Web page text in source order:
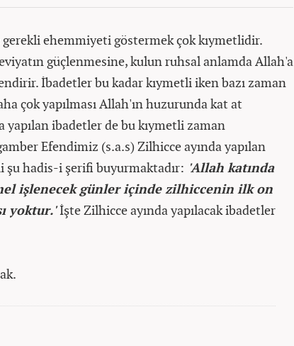
ehemmiyeti göstermek çok kıymetlidir.
güçlenmesine, kulun ruhsal anlamda Allah'a
İbadetler bu kadar kıymetli iken bazı zaman
çok yapılması Allah'ın huzurunda kat at
yapılan ibadetler de bu kıymetli zaman
Efendimiz (s.a.s) Zilhicce ayında yapılan
hadis-i şerifi buyurmaktadır: 'Allah katında
işlenecek günler içinde zilhiccenin ilk on
yoktur.'İşte Zilhicce ayında yapılacak ibadetler